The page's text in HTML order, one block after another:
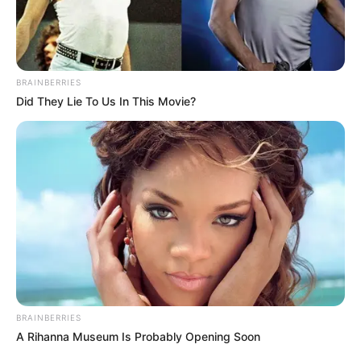
BRAINBERRIES
Did They Lie To Us In This Movie?
BRAINBERRIES
A Rihanna Museum Is Probably Opening Soon